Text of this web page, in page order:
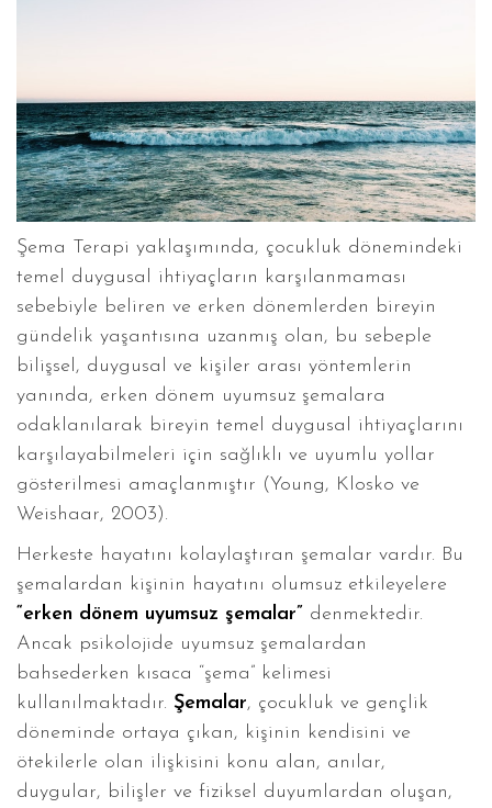
Şema Terapi yaklaşımında, çocukluk dönemindeki
temel duygusal ihtiyaçların karşılanmaması
sebebiyle beliren ve erken dönemlerden bireyin
gündelik yaşantısına uzanmış olan, bu sebeple
bilişsel, duygusal ve kişiler arası yöntemlerin
yanında, erken dönem uyumsuz şemalara
odaklanılarak bireyin temel duygusal ihtiyaçlarını
karşılayabilmeleri için sağlıklı ve uyumlu yollar
gösterilmesi amaçlanmıştır (Young, Klosko ve
Weishaar, 2003).
Herkeste hayatını kolaylaştıran şemalar vardır. Bu
şemalardan kişinin hayatını olumsuz etkileyelere
“erken dönem uyumsuz şemalar” denmektedir.
Ancak psikolojide uyumsuz şemalardan
bahsederken kısaca “şema” kelimesi
kullanılmaktadır. Şemalar, çocukluk ve gençlik
döneminde ortaya çıkan, kişinin kendisini ve
ötekilerle olan ilişkisini konu alan, anılar,
duygular, bilişler ve fiziksel duyumlardan oluşan,